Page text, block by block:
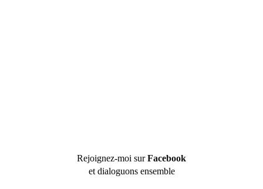
Rejoignez-moi surFacebook
et dialoguons ensemble